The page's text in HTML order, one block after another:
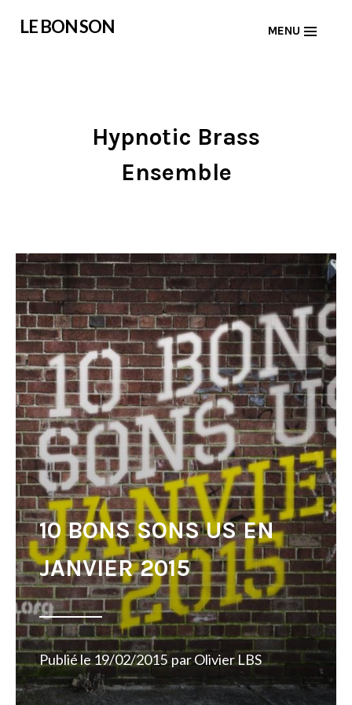
LE BON SON MENU
Hypnotic Brass
Ensemble
10 BONS SONS US EN
JANVIER 2015
Publié le19/02/2015 parOlivier LBS